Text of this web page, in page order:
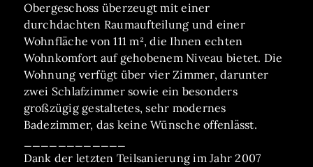
Obergeschoss überzeugt mit einer
durchdachten Raumaufteilung und einer
Wohnfläche von 111 m², die Ihnen echten
Wohnkomfort auf gehobenem Niveau bietet. Die
Wohnung verfügt über vier Zimmer, darunter
zwei Schlafzimmer sowie ein besonders
großzügig gestaltetes, sehr modernes
Badezimmer, das keine Wünsche offenlässt.
Dank der letzten Teilsanierung im Jahr 2007